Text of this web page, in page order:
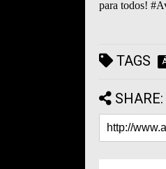
para todos!
TAGS
SHARE: